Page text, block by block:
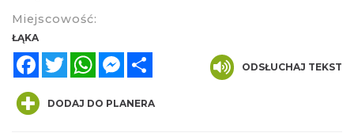
Miejscowość:
ŁĄKA
FacebookTwitterWhatsAppMessenger
ODSŁUCHAJ TEKST
DODAJ DO PLANERA